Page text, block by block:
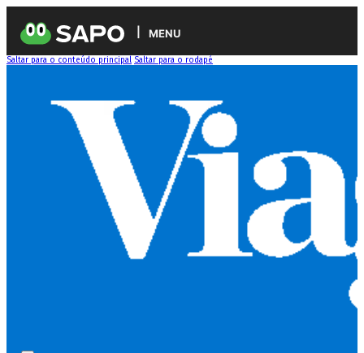
MENU
Saltar para o conteúdo principal Saltar para o rodapé